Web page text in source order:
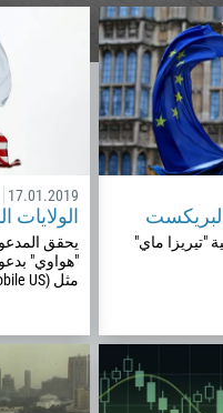
"تيريزا ماي"
17.01.2019
يحقق
"هواوي"
مثل (T-Mobile US)…